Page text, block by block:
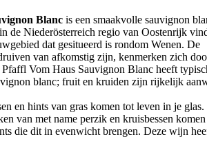
Blanc is een smaakvolle sauvignon
de Niederösterreich regio van Oostenrijk
dat gesitueerd is rondom Wenen. De
van afkomstig zijn, kenmerken zich
Vom Haus Sauvignon Blanc heeft
blanc; fruit en kruiden zijn rijkelijk
en hints van gras komen tot leven in je glas.
van met name perzik en kruisbessen komen
die dit in evenwicht brengen. Deze wijn